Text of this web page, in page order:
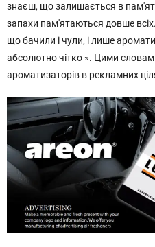
знаєш, що залишається в
запахи пам'ятаються довше
що бачили і чули, і лише
абсолютно чітко ». Цими
ароматизаторів в рекламних